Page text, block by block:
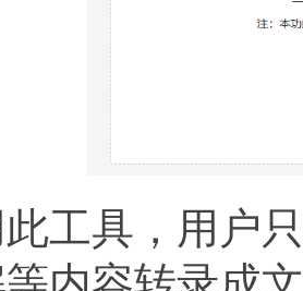
工具，用户